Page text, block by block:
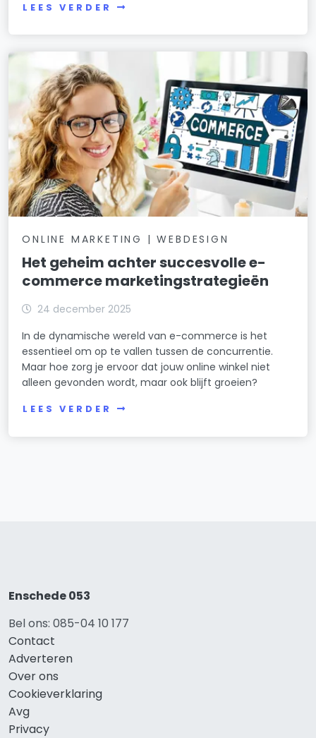
LEES VERDER
ONLINE MARKETING | WEBDESIGN
Het geheim achter succesvolle e-
commerce marketingstrategieën
24 december 2025
In de dynamische wereld van e-commerce is het
essentieel om op te vallen tussen de concurrentie.
Maar hoe zorg je ervoor dat jouw online winkel niet
alleen gevonden wordt, maar ook blijft groeien?
LEES VERDER
Enschede 053
Bel ons: 085-04 10 177
Contact
Adverteren
Over ons
Cookieverklaring
Avg
Privacy